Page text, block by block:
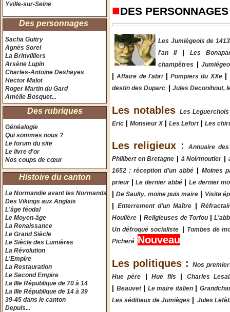
■DES PERSONNAGES
Les Jumiégeois de 1413
l'an II| Les
champêtres |
|Affaire de l'abri|Pompiers du XXe |
destin des Duparc | Jules Deconihout,
Les notables Les Leguerchois
Eric | Monsieur X| Les Lefort| Les
Les religieux :Annuaire
Philibert en Bretagne | à Noirmoutier|
1652 : réception d'un abbé| Moines
prieur |Le dernier abbé| Le dernier
| De Saulty, moine puis maire | Visite
| Enterrement d'un Maître |
Houlière |Religieuses de Torfou |
Un défroqué socialiste | Tombes de
Picheré Nouveau
Les politiques :Nos
Hue père
|Hue fils | Charles
| Beauvet | Le maire italien |
Les séditieux de Jumièges | Jules
Yville-sur-Seine
Des personnages
Sacha Guitry
Agnès Sorel
La Brinvilliers
Arsène Lupin
Charles-Antoine Deshayes
Hector Malot
Roger Martin du Gard
Amélie Bosquet...
Des rubriques
Généalogie
Qui sommes nous ?
Le forum du site
Le livre d'or
Nos coups de cœur
Histoire du canton
La Normandie avant les Normands
Des Vikings aux Anglais
L'âge féodal
Le Moyen-âge
La Renaissance
Le Grand Siècle
Le Siècle des Lumières
La Révolution
L'Empire
La Restauration
Le Second Empire
La IIIe République de 70 à 14
La IIIe République de 14 à 39
39-45 dans le canton
Depuis...